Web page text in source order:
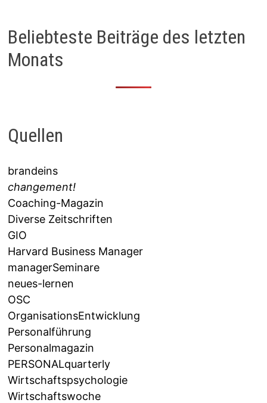
Beliebteste Beiträge des letzten
Monats
Quellen
brandeins
changement!
Coaching-Magazin
Diverse Zeitschriften
GIO
Harvard Business Manager
managerSeminare
neues-lernen
OSC
OrganisationsEntwicklung
Personalführung
Personalmagazin
PERSONALquarterly
Wirtschaftspsychologie
Wirtschaftswoche